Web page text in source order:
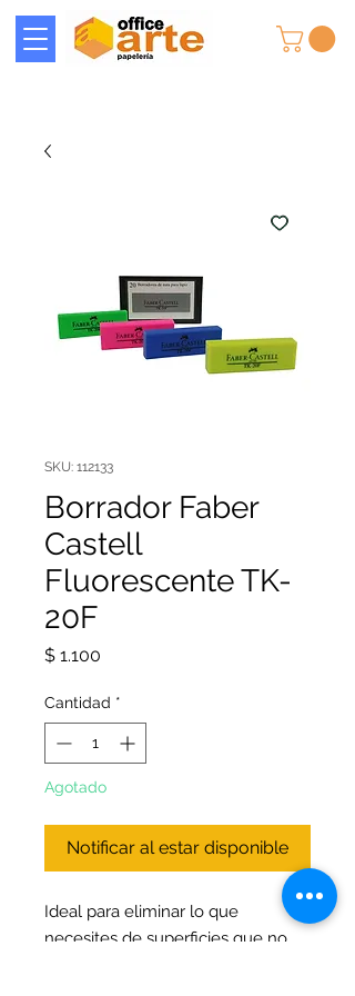
SKU: 112133
Borrador Faber
Castell
Fluorescente TK-
20F
$ 1.100
Cantidad *
Agotado
Notificar al estar disponible
Ideal para eliminar lo que
necesites de superficies que no